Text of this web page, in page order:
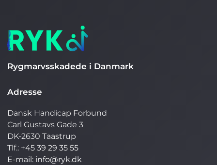
Rygmarvsskadede i Danmark
Adresse
Dansk Handicap Forbund
Carl Gustavs Gade 3
DK-2630 Taastrup
Tlf.: +45 39 29 35 55
E-mail: info@ryk.dk